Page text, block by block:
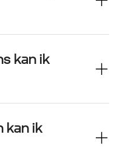
kan ik
kan ik